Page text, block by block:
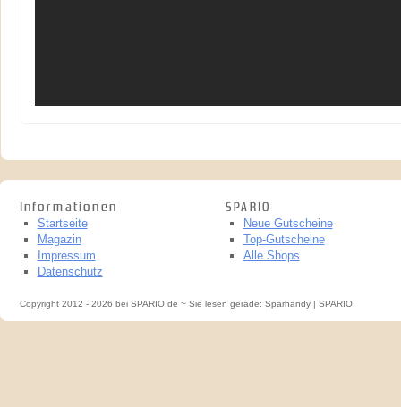
Informationen
Startseite
Magazin
Impressum
Datenschutz
SPARIO
Neue Gutscheine
Top-Gutscheine
Alle Shops
Copyright 2012 - 2026 bei SPARIO.de ~ Sie lesen gerade: Sparhandy | SPARIO